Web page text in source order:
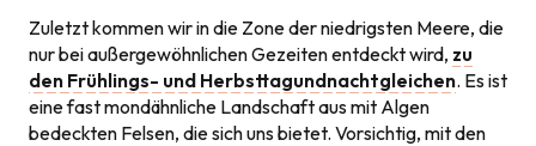
Zuletzt kommen wir in die Zone der niedrigsten Meere, die
nur bei außergewöhnlichen Gezeiten entdeckt wird, zu
den Frühlings- und Herbsttagundnachtgleichen. Es ist
eine fast mondähnliche Landschaft aus mit Algen
bedeckten Felsen, die sich uns bietet. Vorsichtig, mit den